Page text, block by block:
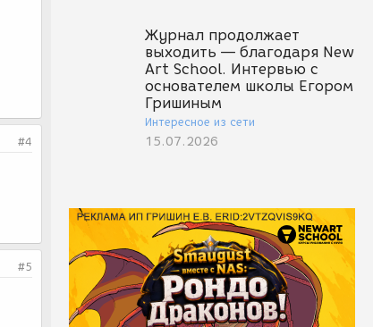
Журнал продолжает
выходить — благодаря New
Art School. Интервью с
основателем школы Егором
Гришиным
Интересное из сети
15.07.2026
#4
#5